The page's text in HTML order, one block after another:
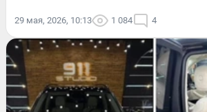
29 мая, 2026, 10:13 1 084 4